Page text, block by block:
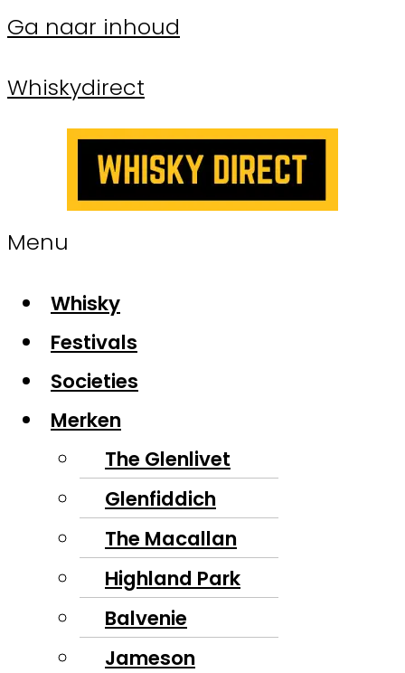
Ga naar inhoud
Whiskydirect
Menu
Whisky
Festivals
Societies
Merken
The Glenlivet
Glenfiddich
The Macallan
Highland Park
Balvenie
Jameson